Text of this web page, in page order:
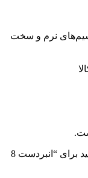
سیم‌های نرم و سخت
اولین نفری باشید که دیدگاهی را ارسال می کنید برای “انبردست 8